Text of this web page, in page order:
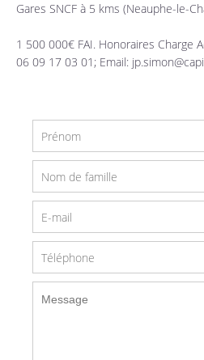
Gares SNCF à 5 kms (Neauphe-le-
1 500 000€ FAI. Honoraires Charge
06 09 17 03 01; Email: